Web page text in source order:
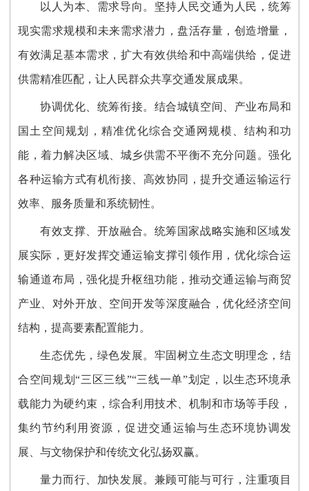
以人为本、需求导向。坚持人民交通为人民，统筹
现实需求规模和未来需求潜力，盘活存量，创造增量，
有效满足基本需求，扩大有效供给和中高端供给，促进
供需精准匹配，让人民群众共享交通发展成果。
协调优化、统筹衔接。结合城镇空间、产业布局和
国土空间规划，精准优化综合交通网规模、结构和功
能，着力解决区域、城乡供需不平衡不充分问题。强化
各种运输方式有机衔接、高效协同，提升交通运输运行
效率、服务质量和系统韧性。
有效支撑、开放融合。统筹国家战略实施和区域发
展实际，更好发挥交通运输支撑引领作用，优化综合运
输通道布局，强化提升枢纽功能，推动交通运输与商贸
产业、对外开放、空间开发等深度融合，优化经济空间
结构，提高要素配置能力。
生态优先，绿色发展。牢固树立生态文明理念，结
合空间规划“三区三线”“三线一单”划定，以生态环境承
载能力为硬约束，综合利用技术、机制和市场等手段，
集约节约利用资源，促进交通运输与生态环境协调发
展、与文物保护和传统文化弘扬双赢。
量力而行、加快发展。兼顾可能与可行，注重项目